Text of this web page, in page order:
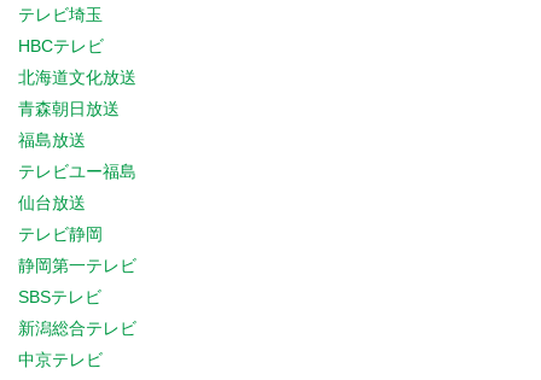
テレビ埼玉
HBCテレビ
北海道文化放送
青森朝日放送
福島放送
テレビユー福島
仙台放送
テレビ静岡
静岡第一テレビ
SBSテレビ
新潟総合テレビ
中京テレビ